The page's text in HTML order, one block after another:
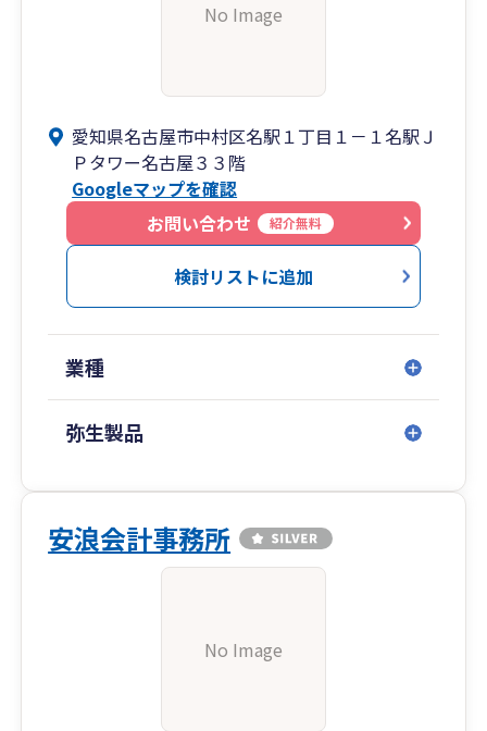
No Image
愛知県名古屋市中村区名駅１丁目１－１名駅Ｊ
Ｐタワー名古屋３３階
Googleマップを確認
お問い合わせ
紹介無料
検討リストに追加
業種
弥生製品
安浪会計事務所
No Image